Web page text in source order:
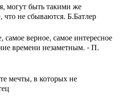
могут быть такими же
что не сбываются. Б.Батлер
самое верное, самое интересное
времени незаметным. - П.
мечты, в которых не